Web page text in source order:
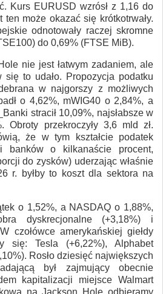
Kurs EURUSD wzrósł z 1,16 do
może okazać się krótkotrwały.
odnotowały raczej skromne
do 0,69% (FTSE MiB).
nie jest łatwym zadaniem, ale
się to udało. Propozycja podatku
w najgorszy z możliwych
o 4,62%, mWIG40 o 2,84%, a
stracił 10,09%, najsłabsze w
Obroty przekroczyły 3,6 mld zł.
że w tym kształcie podatek
banków o kilkanaście procent,
do zysków) uderzając właśnie
r. byłby to koszt dla sektora na
o 1,52%, a NASDAQ o 1,88%,
dyskrecjonalne (+3,18%) i
czołówce amerykańskiej giełdy
się: Tesla (+6,22%), Alphabet
Rosło dziesięć największych
był zajmujący obecnie
kapitalizacji miejsce Walmart
na Jackson Hole odbieramy